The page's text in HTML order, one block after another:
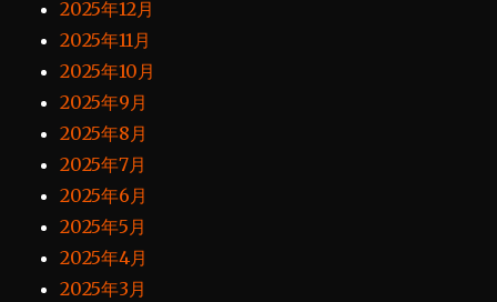
2025年12月
2025年11月
2025年10月
2025年9月
2025年8月
2025年7月
2025年6月
2025年5月
2025年4月
2025年3月